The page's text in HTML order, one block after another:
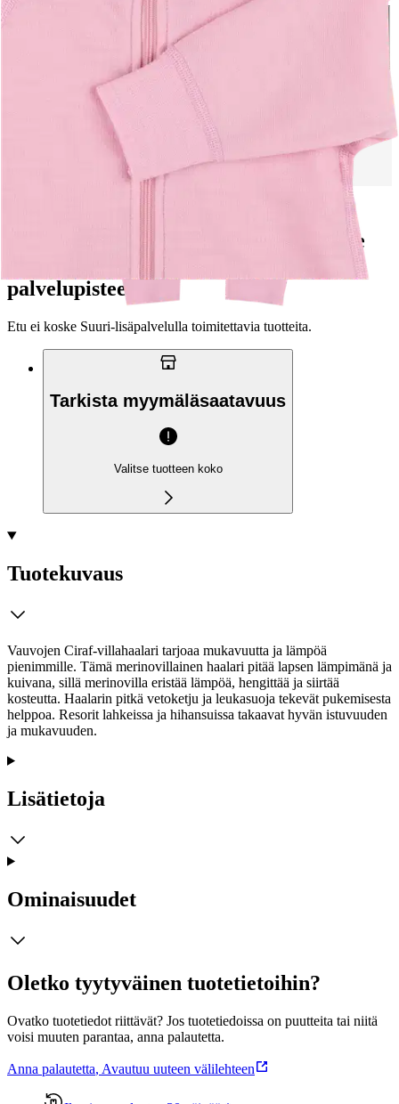
Siirry valitsemaan myymälä
Ciraf vauvat kokotaulukko
Ilmainen toimitus yli 100 €:n tilauksille
Postin pakettiautomaattiin tai
palvelupisteeseen!
Etu ei koske Suuri‑lisäpalvelulla toimitettavia tuotteita.
Tarkista myymäläsaatavuus
Valitse tuotteen koko
Tuotekuvaus
Vauvojen Ciraf-villahaalari tarjoaa mukavuutta ja lämpöä
pienimmille. Tämä merinovillainen haalari pitää lapsen lämpimänä ja
kuivana, sillä merinovilla eristää lämpöä, hengittää ja siirtää
kosteutta. Haalarin pitkä vetoketju ja leukasuoja tekevät pukemisesta
helppoa. Resorit lahkeissa ja hihansuissa takaavat hyvän istuvuuden
ja mukavuuden.
Lisätietoja
Ominaisuudet
Oletko tyytyväinen tuotetietoihin?
Ovatko tuotetiedot riittävät? Jos tuotetiedoissa on puutteita tai niitä
voisi muuten parantaa, anna palautetta.
Anna palautetta, Avautuu uuteen välilehteen